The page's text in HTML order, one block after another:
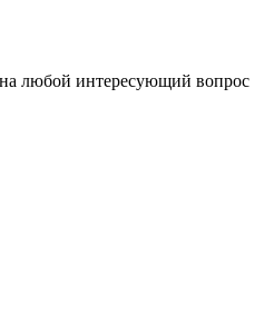
любой интересующий вопрос